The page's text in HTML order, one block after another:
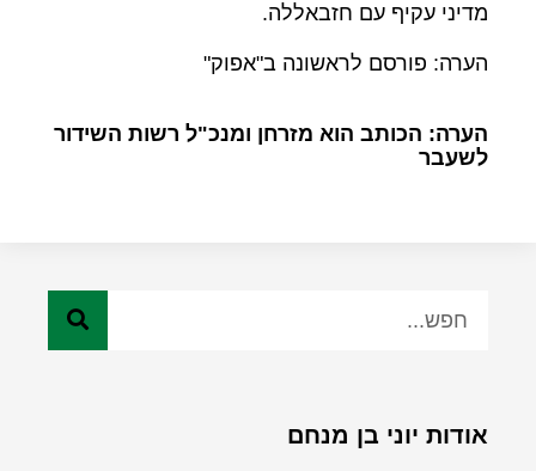
מדיני עקיף עם חזבאללה.
הערה: פורסם לראשונה ב"אפוק"
הערה: הכותב הוא מזרחן ומנכ"ל רשות השידור
לשעבר
אודות יוני בן מנחם